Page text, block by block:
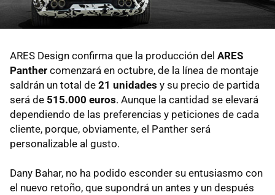
ARES Design confirma que la producción del ARES
Panther comenzará en octubre, de la línea de montaje
saldrán un total de 21 unidades y su precio de partida
será de 515.000 euros. Aunque la cantidad se elevará
dependiendo de las preferencias y peticiones de cada
cliente, porque, obviamente, el Panther será
personalizable al gusto.
Dany Bahar, no ha podido esconder su entusiasmo con
el nuevo retoño, que supondrá un antes y un después